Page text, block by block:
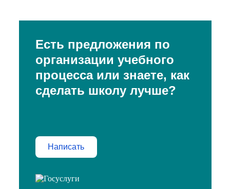
Есть предложения по
организации учебного
процесса или знаете, как
сделать школу лучше?
Написать